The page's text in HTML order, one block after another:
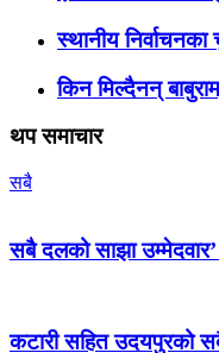
स्थानीय
किन मिल्दैनन्
थप समाचार
सबै
सबै दलको साझा
कटारी सहित उदयपुरको